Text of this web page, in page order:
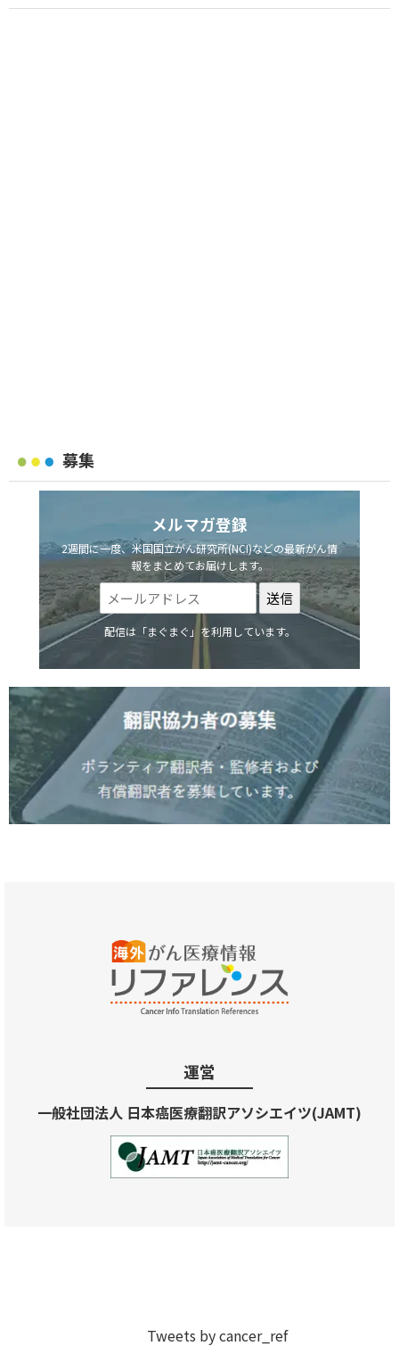
募集
メルマガ登録
2週間に一度、米国国立がん研究所(NCI)などの最新がん情
報をまとめてお届けします。
配信は「まぐまぐ」を利用しています。
運営
一般社団法人 日本癌医療翻訳アソシエイツ(JAMT)
Tweets by cancer_ref